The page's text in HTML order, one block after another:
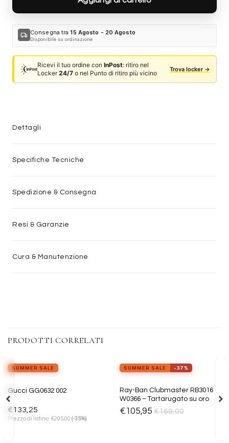
local_shipping Consegna tra15 Agosto - 20 Agosto
Disponibile su ordinazione
Ricevi il tuo ordine conInPost: ritiro nel
Locker24/7 o nel Punto di ritiro più vicino
Trova locker →
Dettagli
Specifiche Tecniche
Spedizione & Consegna
Resi & Garanzie
Cura & Manutenzione
PRODOTTI CORRELATI
SUMMER SALE
Gucci GG0632 002
€133,25
Prezzo di listino: €205,00 (-35%)
Aggiungi
alla lista
dei
SUMMER SALE -37%
Ray-Ban Clubmaster RB3016
W0366 – Tartarugato su oro
€105,95 €169,00